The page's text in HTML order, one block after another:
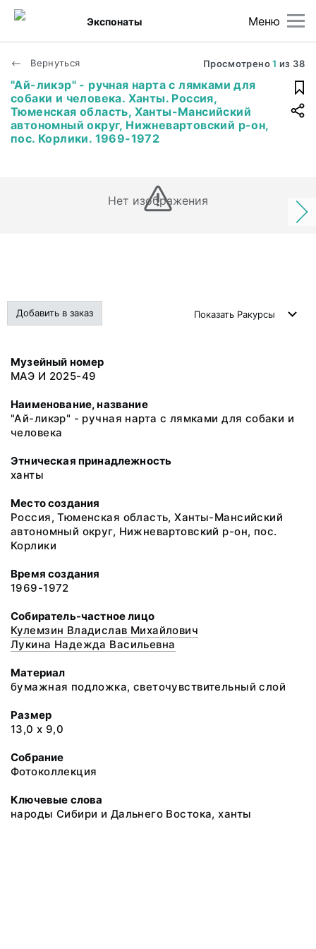
Меню
Экспонаты
Вернуться Просмотрено1 из 38
"Ай-ликэр" - ручная нарта с лямками для
собаки и человека. Ханты. Россия,
Тюменская область, Ханты-Мансийский
автономный округ, Нижневартовский р-он,
пос. Корлики. 1969-1972
Нет изображения
Добавить в заказ Показать Ракурсы
Музейный номер
МАЭ И 2025-49
Наименование, название
"Ай-ликэр" - ручная нарта с лямками для собаки и
человека
Этническая принадлежность
ханты
Место создания
Россия, Тюменская область, Ханты-Мансийский
автономный округ, Нижневартовский р-он, пос.
Корлики
Время создания
1969-1972
Собиратель-частное лицо
Кулемзин Владислав Михайлович
Лукина Надежда Васильевна
Материал
бумажная подложка, светочувствительный слой
Размер
13,0 х 9,0
Собрание
Фотоколлекция
Ключевые слова
народы Сибири и Дальнего Востока, ханты